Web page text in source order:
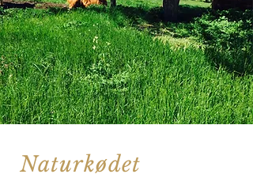
Naturkødet